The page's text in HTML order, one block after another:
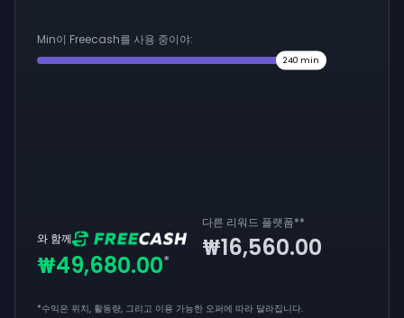
Min이 Freecash를 사용 중이야:
240 min
와 함께
₩49,680.00*
다른 리워드 플랫폼**
₩16,560.00
*수익은 위치, 활동량, 그리고 이용 가능한 오퍼에 따라 달라집니다.